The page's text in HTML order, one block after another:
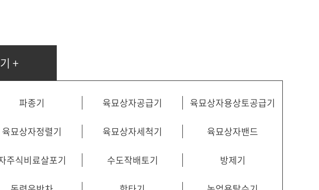
이어
조환풍기
+
파종기 육묘상자공급기 육묘상자용상토공급기
육묘상자정렬기 육묘상자세척기 육묘상자밴드
주식비료살포기 수도작배토기 방제기